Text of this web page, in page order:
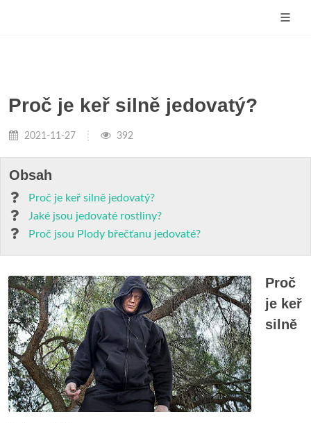
Proč je keř silně jedovatý?
2021-11-27 392
Obsah
Proč je keř silně jedovatý?
Jaké jsou jedovaté rostliny?
Proč jsou Plody břečťanu jedovaté?
Proč
je keř
silně